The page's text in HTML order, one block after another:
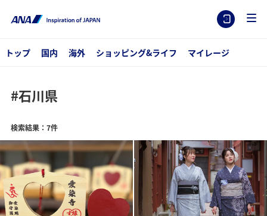
トップ 国内 海外 ショッピング&ライフ マイレージ
#石川県
検索結果：7件